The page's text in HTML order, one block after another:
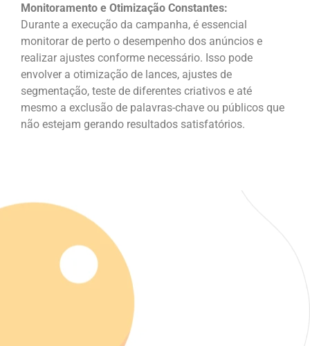
Monitoramento e Otimização Constantes:
Durante a execução da campanha, é essencial
monitorar de perto o desempenho dos anúncios e
realizar ajustes conforme necessário. Isso pode
envolver a otimização de lances, ajustes de
segmentação, teste de diferentes criativos e até
mesmo a exclusão de palavras-chave ou públicos que
não estejam gerando resultados satisfatórios.